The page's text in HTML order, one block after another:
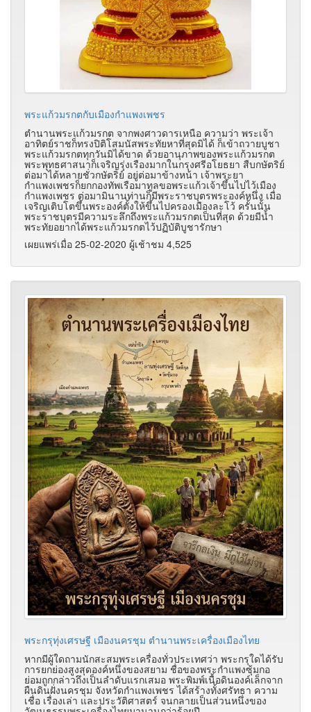
พระแก้วมรกตกับเมืองกำแพงเพชร
ตำนานพระแก้วมรกต จากพงศาวดารเหนือ ความว่า พระเจ้า
อาทิตย์ราชก็ทรงปิติโสมนัสพระทัยหาที่สุดมิได้ ก็เข้าถวายบูชา
พระแก้วมรกตทุกวันมิได้ขาด ด้วยอานุภาพของพระแก้วมรกต
พระพุทธศาสนาก็เจริญรุ่งเรืองมากในกรุงศรีอโยธยา สืบกษัตริย์
ต่อมาได้หลายชั่วกษัตริย์ อยู่ต่อมาข้างหน้า เจ้าพระยา
กำแพงเพชรก็ยกกองทัพเรือมาทูลขอพระแก้วเจ้าขึ้นไปไว้เมือง
กำแพงเพชร ต่อมามินานท่านก็มีพระราชบุตรพระองค์หนึ่ง เมื่อ
เจริญเติบโตขึ้นพระองค์ตั้งให้ขึ้นไปครองเมืองละโว้ ครั้นนั้น
พระราชบุตรมีความระลึกถึงพระแก้วมรกตเป็นที่สุด ด้วยมีน้ำ
พระทัยอยากได้พระแก้วมรกตไว้ปฏิบัติบูชารักษา
เผยแพร่เมื่อ 25-02-2020 ผู้เช้าชม 4,525
พระกรุทุ่งเศรษฐี เมืองนครชุม ตำนานพระเครื่องเมืองไทย
หากมีผู้ใดถามนักสะสมพระเครื่องทั่วประเทศว่า พระกรุใดได้รับ
การยกย่องสูงสุดองค์หนึ่งของสยาม ชื่อของพระกำแพงซุ้มกอ
ย่อมถูกกล่าวถึงเป็นลำดับแรกเสมอ พระพิมพ์เนื้อดินองค์เล็กจาก
ผืนดินฝั่งนครชุม จังหวัดกำแพงเพชร ได้สร้างทั้งศรัทธา ความ
เชื่อ เรื่องเล่า และประวัติศาสตร์ จนกลายเป็นส่วนหนึ่งของ